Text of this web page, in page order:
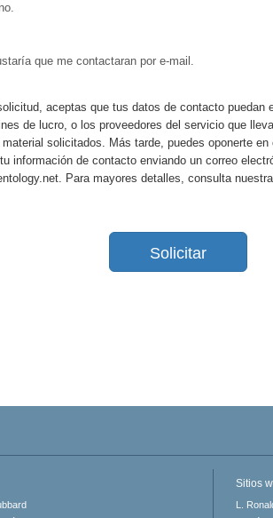
que me contactaran por e-mail.
aceptas que tus datos de contacto puedan
de lucro, o los proveedores del servicio que
solicitados. Más tarde, puedes oponerte
información de contacto enviando un correo
Para mayores detalles, consulta
Solicitar
Sitios
L.